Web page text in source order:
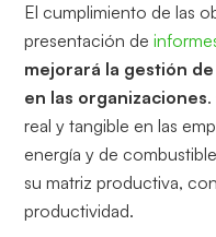
El cumplimiento de las
presentación de
mejorará la gestión
en las organizaciones
real y tangible en las
energía y de
su matriz productiva,
productividad.